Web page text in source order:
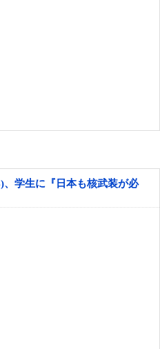
学生に『日本も核武装が必